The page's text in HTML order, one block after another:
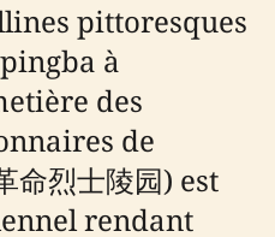
pittoresques
à
des
de
命烈士陵园) est
rendant